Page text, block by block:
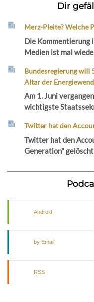
Dir
Merz-Pleite? Welche
Die Kommentierung
Medien ist mal
Bundesregierung will
Altar der
Am 1. Juni
wichtigste
Twitter hat den
Twitter hat den
Generation"
Android
by Email
RSS